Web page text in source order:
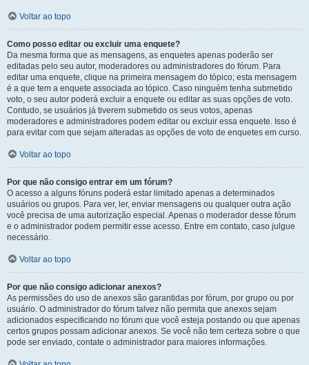
Voltar ao topo
Como posso editar ou excluir uma enquete?
Da mesma forma que as mensagens, as enquetes apenas poderão ser
editadas pelo seu autor, moderadores ou administradores do fórum. Para
editar uma enquete, clique na primeira mensagem do tópico; esta mensagem
é a que tem a enquete associada ao tópico. Caso ninguém tenha submetido
voto, o seu autor poderá excluir a enquete ou editar as suas opções de voto.
Contudo, se usuários já tiverem submetido os seus votos, apenas
moderadores e administradores podem editar ou excluir essa enquete. Isso é
para evitar com que sejam alteradas as opções de voto de enquetes em curso.
Voltar ao topo
Por que não consigo entrar em um fórum?
O acesso a alguns fóruns poderá estar limitado apenas a determinados
usuários ou grupos. Para ver, ler, enviar mensagens ou qualquer outra ação
você precisa de uma autorização especial. Apenas o moderador desse fórum
e o administrador podem permitir esse acesso. Entre em contato, caso julgue
necessário.
Voltar ao topo
Por que não consigo adicionar anexos?
As permissões do uso de anexos são garantidas por fórum, por grupo ou por
usuário. O administrador do fórum talvez não permita que anexos sejam
adicionados especificando no fórum que você esteja postando ou que apenas
certos grupos possam adicionar anexos. Se você não tem certeza sobre o que
pode ser enviado, contate o administrador para maiores informações.